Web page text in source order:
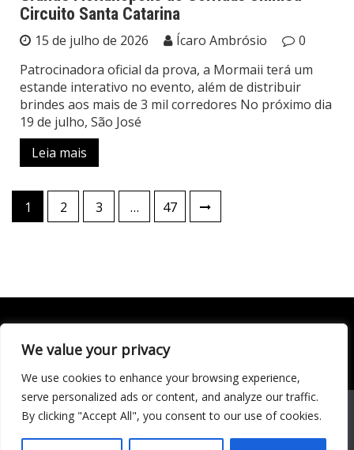
We value your privacy
We use cookies to enhance your browsing experience,
serve personalized ads or content, and analyze our traffic.
By clicking "Accept All", you consent to our use of cookies.
Circuito Santa Catarina
15 de julho de 2026 Ícaro Ambrósio
0
Patrocinadora oficial da prova, a Mormaii terá um
estande interativo no evento, além de distribuir
brindes aos mais de 3 mil corredores No próximo dia
19 de julho, São José
Leia mais
Paginação
de
1 2 3 … 47
Todo conteúdo publicado neste portal, incluindo textos,
responsabilidade do autor. © 2020 - 2024 Todos os direitos
reservados ao site Matéria Livre Royale News by
Themebeez
Economia
We use cookies to ensure that we give you the best
experience on our website. If you continue to use this site we
will assume that you are happy with it.